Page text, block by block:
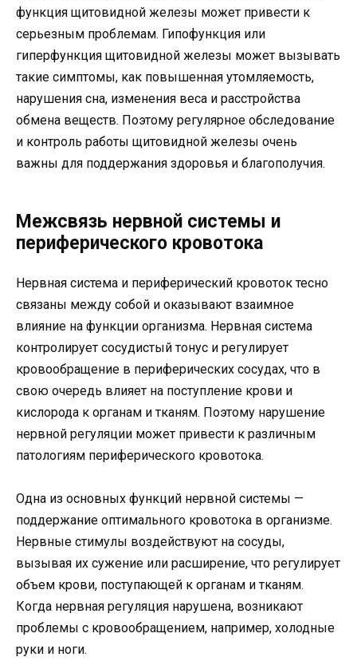
функция щитовидной железы может привести к
серьезным проблемам. Гипофункция или
гиперфункция щитовидной железы может вызывать
такие симптомы, как повышенная утомляемость,
нарушения сна, изменения веса и расстройства
обмена веществ. Поэтому регулярное обследование
и контроль работы щитовидной железы очень
важны для поддержания здоровья и благополучия.
Межсвязь нервной системы и
периферического кровотока
Нервная система и периферический кровоток тесно
связаны между собой и оказывают взаимное
влияние на функции организма. Нервная система
контролирует сосудистый тонус и регулирует
кровообращение в периферических сосудах, что в
свою очередь влияет на поступление крови и
кислорода к органам и тканям. Поэтому нарушение
нервной регуляции может привести к различным
патологиям периферического кровотока.
Одна из основных функций нервной системы —
поддержание оптимального кровотока в организме.
Нервные стимулы воздействуют на сосуды,
вызывая их сужение или расширение, что регулирует
объем крови, поступающей к органам и тканям.
Когда нервная регуляция нарушена, возникают
проблемы с кровообращением, например, холодные
руки и ноги.